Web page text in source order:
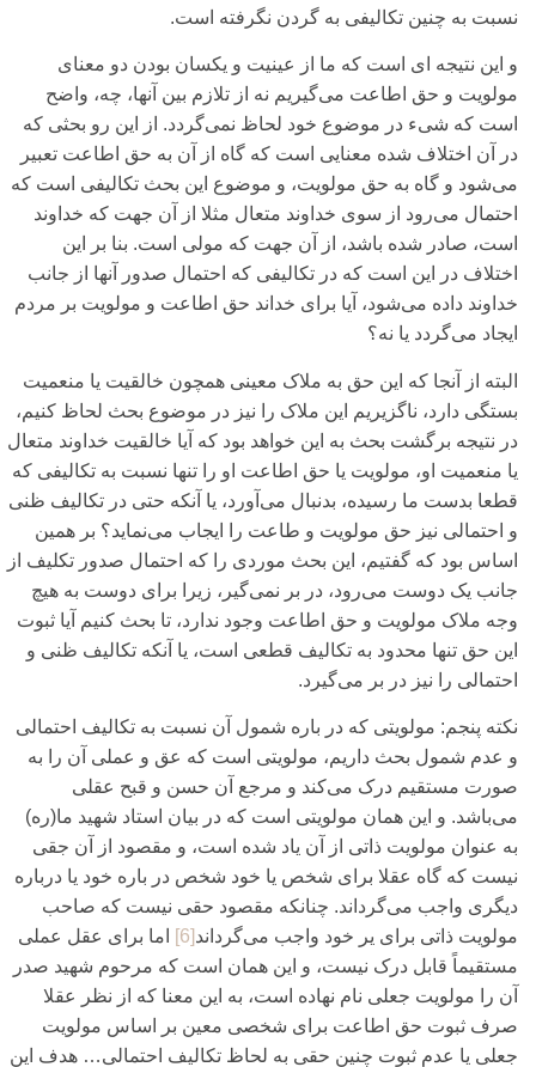
نسبت به چنین تکالیفی‌ به گردن نگرفته است.
و این نتیجه ای‌ است که ما از عینیت و یکسان بودن دو معنای‌
مولویت و حق اطاعت می‌‌گیریم نه از تلازم بین آنها، چه، واضح
است که شی‌‌ء در موضوع خود لحاظ نمی‌‌گردد. از این رو بحثی‌ که
در آن اختلاف شده معنایی‌ است که گاه از آن به حق اطاعت تعبیر
می‌‌شود و گاه به حق مولویت، و موضوع این بحث تکالیفی‌ است که
احتمال می‌رود از سوی‌ خداوند متعال مثلا از آن جهت که خداوند
است، صادر شده باشد، از آن جهت که مولی‌ است. بنا بر این
اختلاف در این است که در تکالیفی‌ که احتمال صدور آنها از جانب
خداوند داده می‌‌شود، آیا برای‌ خداند حق اطاعت و مولویت بر مردم
ایجاد می‌‌گردد یا نه؟
البته از آنجا که این حق به ملاک معینی‌ همچون خالقیت یا منعمیت
بستگی‌ دارد، ناگزیریم این ملاک را نیز در موضوع بحث لحاظ کنیم،
در نتیجه برگشت بحث به این خواهد بود که آیا خالقیت خداوند متعال
یا منعمیت او، مولویت یا حق اطاعت او را تنها نسبت به تکالیفی‌ که
قطعا بدست ما رسیده، بدنبال می‌‌آورد، یا آنکه حتی‌ در تکالیف ظنی‌
و احتمالی‌ نیز حق مولویت و طاعت را ایجاب می‌‌نماید؟ بر همین
اساس بود که گفتیم، این بحث موردی‌ را که احتمال صدور تکلیف از
جانب یک دوست می‌‌رود، در بر نمی‌‌گیر، زیرا برای‌ دوست به هیچ
وجه ملاک مولویت و حق اطاعت وجود ندارد، تا بحث کنیم آیا ثبوت
این حق تنها محدود به تکالیف قطعی‌ است، یا آنکه تکالیف ظنی‌ و
احتمالی‌ را نیز در بر می‌‌گیرد.
نکته پنجم: مولویتی‌ که در باره شمول آن نسبت به تکالیف احتمالی‌
و عدم شمول بحث داریم، مولویتی‌ است که عق و عملی‌ آن را به
صورت مستقیم درک می‌‌کند و مرجع آن حسن و قبح عقلی‌
می‌باشد. و این همان مولویتی‌ است که در بیان استاد شهید ما(ره)
به عنوان مولویت ذاتی‌ از آن یاد شده است، و مقصود از آن جقی‌
نیست که گاه عقلا برای‌ شخص یا خود شخص در باره خود یا درباره
دیگری‌ واجب می‌‌گرداند. چنانکه مقصود حقی‌ نیست که صاحب
مولویت ذاتی‌ برای‌ یر خود واجب می‌گرداند[6]
اما برای‌ عقل عملی‌
مستقیماً قابل درک نیست، و این همان است که مرحوم شهید صدر
آن را مولویت جعلی‌ نام نهاده است، به این معنا که از نظر عقلا
صرف ثبوت حق اطاعت برای‌ شخصی‌ معین بر اساس مولویت
جعلی‌ یا عدم ثبوت چنین حقی‌ به لحاظ تکالیف احتمالی‌… هدف این